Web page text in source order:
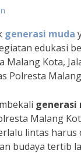
generasi muda
edukasi
Malang Kota,
Polresta
generasi
Malang
lintas harus
budaya tertib